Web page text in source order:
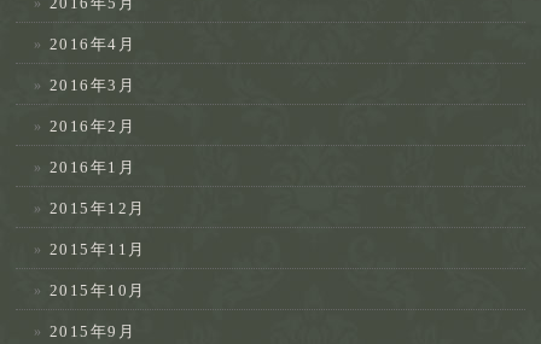
2016年4月
2016年3月
2016年2月
2016年1月
2015年12月
2015年11月
2015年10月
2015年9月